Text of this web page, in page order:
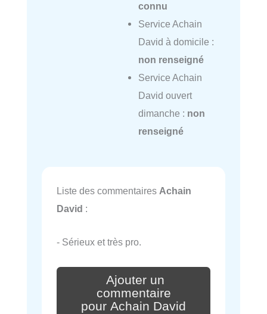
connu
Service Achain
David à domicile :
non renseigné
Service Achain
David ouvert
dimanche : non
renseigné
Liste des commentaires Achain
David :
- Sérieux et très pro.
Ajouter un
commentaire
pour Achain David